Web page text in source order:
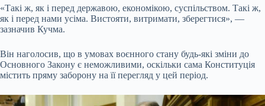
«Такі ж, як і перед державою, економікою, суспільством. Такі ж,
як і перед нами усіма. Вистояти, витримати, зберегтися», —
зазначив Кучма.
Він наголосив, що в умовах воєнного стану будь-які зміни до
Основного Закону є неможливими, оскільки сама Конституція
містить пряму заборону на її перегляд у цей період.